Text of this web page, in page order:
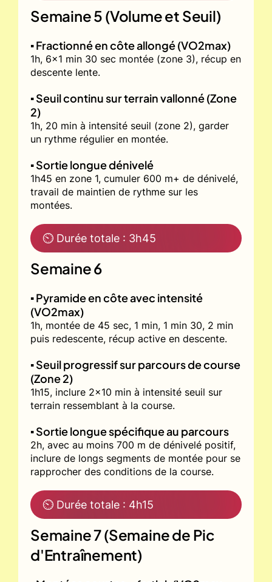
Semaine 5 (Volume et Seuil)
▪️ Fractionné en côte allongé (VO2max)
1h, 6x1 min 30 sec montée (zone 3), récup en
descente lente.
▪️ Seuil continu sur terrain vallonné (Zone
2)
1h, 20 min à intensité seuil (zone 2), garder
un rythme régulier en montée.
▪️ Sortie longue dénivelé
1h45 en zone 1, cumuler 600 m+ de dénivelé,
travail de maintien de rythme sur les
montées.
⏲ Durée totale : 3h45
Semaine 6
▪️ Pyramide en côte avec intensité
(VO2max)
1h, montée de 45 sec, 1 min, 1 min 30, 2 min
puis redescente, récup active en descente.
▪️ Seuil progressif sur parcours de course
(Zone 2)
1h15, inclure 2x10 min à intensité seuil sur
terrain ressemblant à la course.
▪️ Sortie longue spécifique au parcours
2h, avec au moins 700 m de dénivelé positif,
inclure de longs segments de montée pour se
rapprocher des conditions de la course.
⏲ Durée totale : 4h15
Semaine 7 (Semaine de Pic
d'Entraînement)